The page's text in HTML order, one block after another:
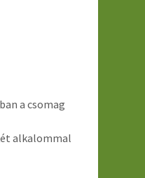
a csomag
alkalommal